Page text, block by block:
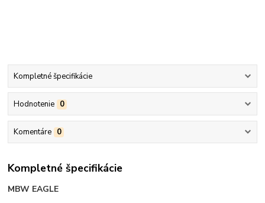
Kompletné špecifikácie
Hodnotenie 0
Komentáre 0
Kompletné špecifikácie
MBW EAGLE